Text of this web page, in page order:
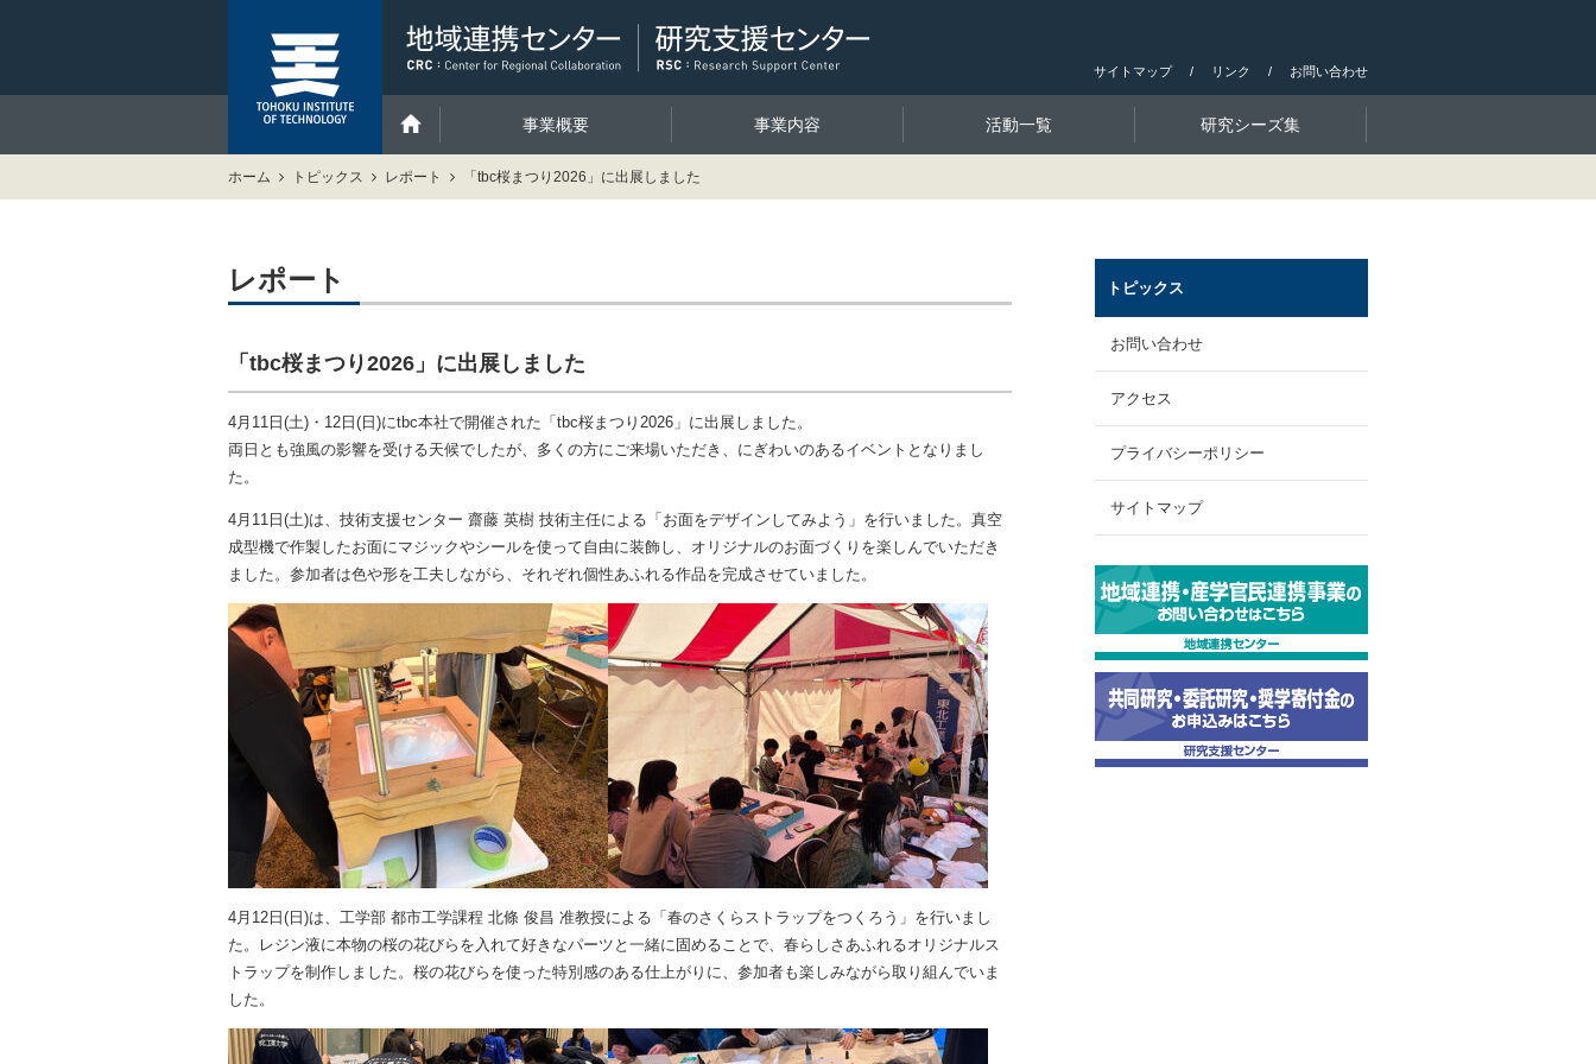
サイトマップ リンク お問い合わせ
事業概要 事業内容 活動一覧 研究シーズ集
ホーム トピックス レポート 「tbc桜まつり2026」に出展しました
レポート
「tbc桜まつり2026」に出展しました
4月11日(土)・12日(日)にtbc本社で開催された「tbc桜まつり2026」に出展しました。
両日とも強風の影響を受ける天候でしたが、多くの方にご来場いただき、にぎわいのあるイベントとなりまし
た。
4月11日(土)は、技術支援センター 齋藤 英樹 技術主任による「お面をデザインしてみよう」を行いました。真空
成型機で作製したお面にマジックやシールを使って自由に装飾し、オリジナルのお面づくりを楽しんでいただき
ました。参加者は色や形を工夫しながら、それぞれ個性あふれる作品を完成させていました。
4月12日(日)は、工学部 都市工学課程 北條 俊昌 准教授による「春のさくらストラップをつくろう」を行いまし
た。レジン液に本物の桜の花びらを入れて好きなパーツと一緒に固めることで、春らしさあふれるオリジナルス
トラップを制作しました。桜の花びらを使った特別感のある仕上がりに、参加者も楽しみながら取り組んでいま
した。
トピックス
お問い合わせ
アクセス
プライバシーポリシー
サイトマップ